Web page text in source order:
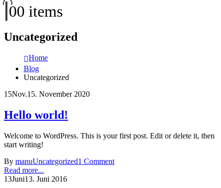
00 items
Uncategorized
Home
Blog
Uncategorized
15Nov.15. November 2020
Hello world!
Welcome to WordPress. This is your first post. Edit or delete it, then
start writing!
By manuUncategorized1 Comment
Read more...
13Juni13. Juni 2016